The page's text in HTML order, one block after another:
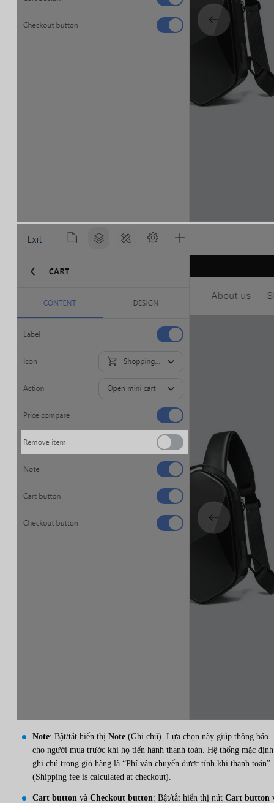
Note: Bật/tắt hiển thị Note (Ghi chú). Lựa chọn này giúp thông báo
cho người mua trước khi họ tiến hành thanh toán. Hệ thống mặc định
ghi chú trong giỏ hàng là “Phí vận chuyển được tính khi thanh toán”
(Shipping fee is calculated at checkout).
Cart button và Checkout button: Bật/tắt hiển thị nút Cart button